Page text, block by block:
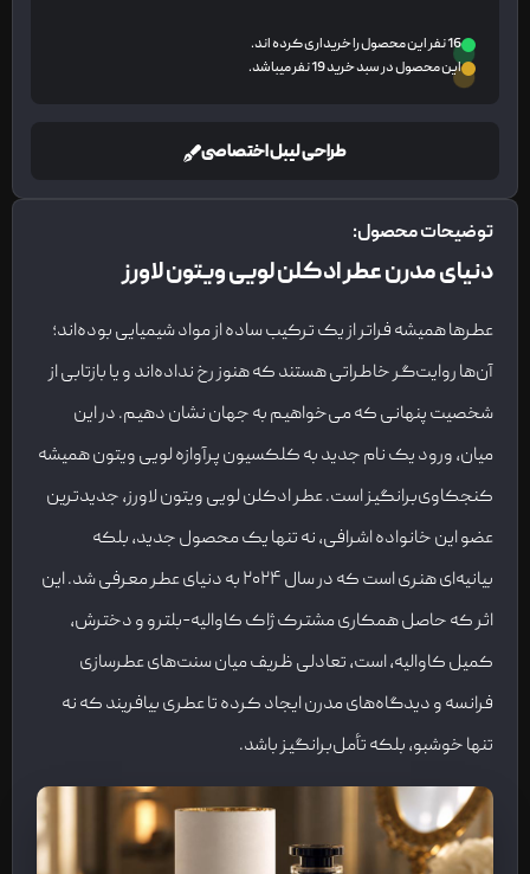
16 نفر این محصول را خریداری کرده اند.
این محصول در سبد خرید 19 نفر میباشد.
طراحی لیبل اختصاصی
توضیحات محصول:
دنیای مدرن عطر ادکلن لویی ویتون لاورز
عطرها همیشه فراتر از یک ترکیب ساده از مواد شیمیایی بوده‌اند؛
آن‌ها روایت‌گر خاطراتی هستند که هنوز رخ نداده‌اند و یا بازتابی از
شخصیت پنهانی که می‌خواهیم به جهان نشان دهیم. در این
میان، ورود یک نام جدید به کلکسیون پرآوازه لویی ویتون همیشه
کنجکاوی‌برانگیز است. عطر ادکلن لویی ویتون لاورز، جدیدترین
عضو این خانواده اشرافی، نه تنها یک محصول جدید، بلکه
بیانیه‌ای هنری است که در سال ۲۰۲۴ به دنیای عطر معرفی شد. این
اثر که حاصل همکاری مشترک ژاک کاوالیه-بلترو و دخترش،
کمیل کاوالیه، است، تعادلی ظریف میان سنت‌های عطرسازی
فرانسه و دیدگاه‌های مدرن ایجاد کرده تا عطری بیافریند که نه
تنها خوشبو، بلکه تأمل‌برانگیز باشد.